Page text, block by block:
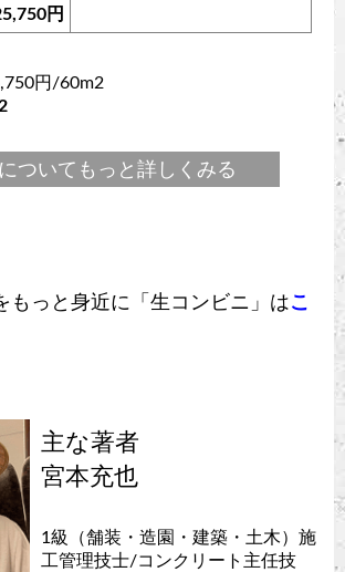
円
円/60m2
ついてもっと詳しくみる
もっと身近に「生コンビニ」はこ
主な著者
宮本充也
1級（舗装・造園・建築・土木）施
工管理技士/コンクリート主任技